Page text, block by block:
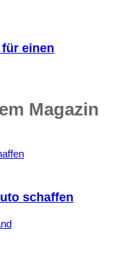
einen
Magazin
schaffen